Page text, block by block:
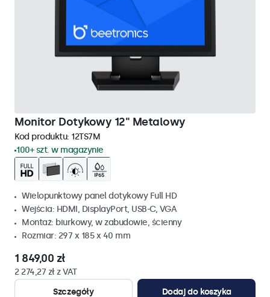
Monitor Dotykowy 12" Metalowy
Kod produktu: 12TS7M
100+ szt. w magazynie
Wielopunktowy panel dotykowy Full HD
Wejścia: HDMI, DisplayPort, USB-C, VGA
Montaż: biurkowy, w zabudowie, ścienny
Rozmiar: 297 x 185 x 40 mm
1 849,00 zł
2 274,27 zł z VAT
Szczegóły
Dodaj do koszyka